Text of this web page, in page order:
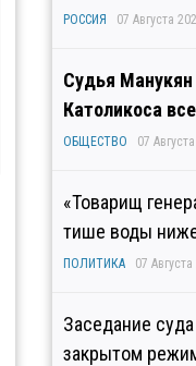
РОССИЯ 07 Августа
Судья Манукян
Католикоса
ОБЩЕСТВО 07
«Товарищ
тише воды
ПОЛИТИКА 07
Заседание
закрытом